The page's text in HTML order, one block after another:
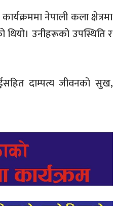
नेपाली कला क्षेत्रमा
उनीहरूको उपस्थिति र
दाम्पत्य जीवनको सुख,